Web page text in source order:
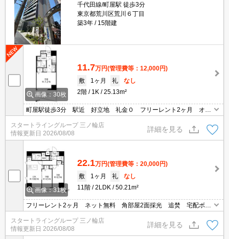
千代田線/町屋駅 徒歩3分
東京都荒川区荒川６丁目
築3年
15階建
画像：30枚
11.7万円(管理費等：12,000円)
敷
1ヶ月 礼
なし
2階
1K 25.13m²
町屋駅徒歩3分 駅近 好立地 礼金０ フリーレント2ヶ月 オー
トロック 宅配ボックス 独立洗面台
スタートライングループ 三ノ輪店
情報更新日 2026/08/08
詳細を見る
画像：31枚
22.1万円(管理費等：20,000円)
敷
1ヶ月 礼
なし
11階
2LDK 50.21m²
フリーレント2ヶ月 ネット無料 角部屋2面採光 追焚 宅配ボッ
クス 町屋駅徒歩２分
スタートライングループ 三ノ輪店
情報更新日 2026/08/08
詳細を見る